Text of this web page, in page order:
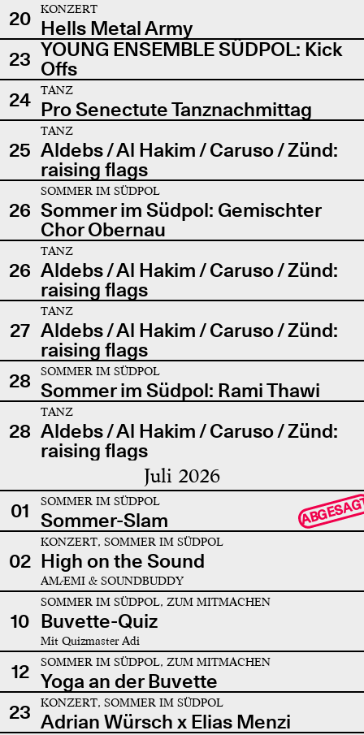
20
KONZERT
Hells Metal Army
23 YOUNG ENSEMBLE SÜDPOL: Kick
Offs
24
TANZ
Pro Senectute Tanznachmittag
25
TANZ
Aldebs / Al Hakim / Caruso / Zünd:
raising flags
26
SOMMER IM SÜDPOL
Sommer im Südpol: Gemischter
Chor Obernau
26
TANZ
Aldebs / Al Hakim / Caruso / Zünd:
raising flags
27
TANZ
Aldebs / Al Hakim / Caruso / Zünd:
raising flags
28
SOMMER IM SÜDPOL
Sommer im Südpol: Rami Thawi
28
TANZ
Aldebs / Al Hakim / Caruso / Zünd:
raising flags
Juli 2026
01 SOMMER IM SÜDPOL
Sommer-Slam
02
KONZERT, SOMMER IM SÜDPOL
High on the Sound
AMÆMI & SOUNDBUDDY
10
SOMMER IM SÜDPOL, ZUM MITMACHEN
Buvette-Quiz
Mit Quizmaster Adi
12 SOMMER IM SÜDPOL, ZUM MITMACHEN
Yoga an der Buvette
23
KONZERT, SOMMER IM SÜDPOL
Adrian Würsch x Elias Menzi